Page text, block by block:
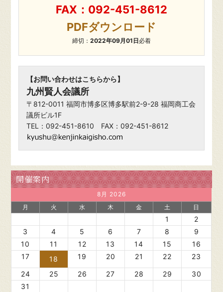
FAX：092-451-8612
PDFダウンロード
締切： 2022年09月01日必着
【お問い合わせはこちらから】
九州賢人会議所
〒812-0011 福岡市博多区博多駅前2-9-28 福岡商工会
議所ビル1F
TEL：092-451-8610 FAX：092-451-8612
開催案内
8月 2026
月
火 水 木 金 土 日
1
2
3
4 5 6 7 8
9
10
11 12 13 14 15
16
17
18 19 20 21 22 23
24 25 26 27 28 29
30
31